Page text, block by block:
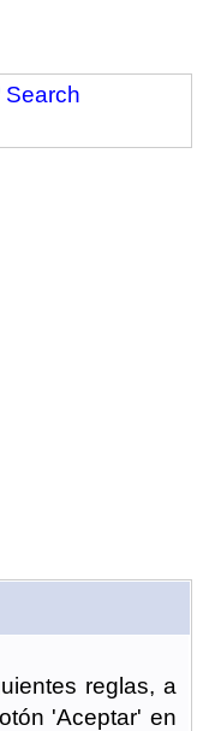
Search
reglas, a
'Aceptar' en